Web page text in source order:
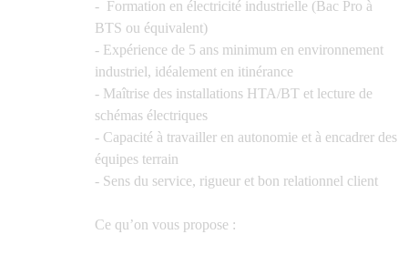
- Formation en électricité industrielle (Bac Pro à
BTS ou équivalent)
- Expérience de 5 ans minimum en environnement
industriel, idéalement en itinérance
- Maîtrise des installations HTA/BT et lecture de
schémas électriques
- Capacité à travailler en autonomie et à encadrer des
équipes terrain
- Sens du service, rigueur et bon relationnel client
Ce qu’on vous propose :